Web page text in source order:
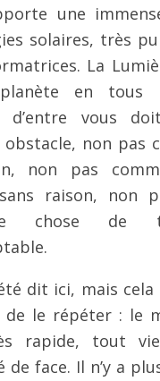
une
solaires, très
La
en tous
d’entre vous
obstacle, non pas
non pas
raison, non
chose de
dit ici, mais
de le répéter : le
rapide, tout
de face. Il n’y a